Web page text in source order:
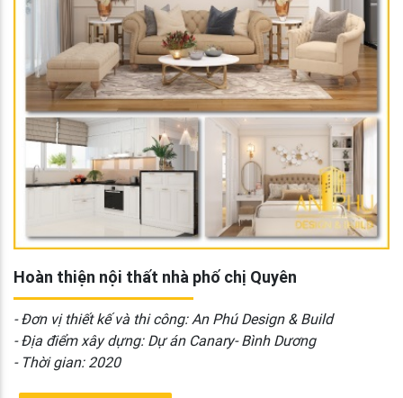
Hoàn thiện nội thất nhà phố chị Quyên
- Đơn vị thiết kế và thi công: An Phú Design & Build
- Địa điểm xây dựng: Dự án Canary- Bình Dương
- Thời gian: 2020